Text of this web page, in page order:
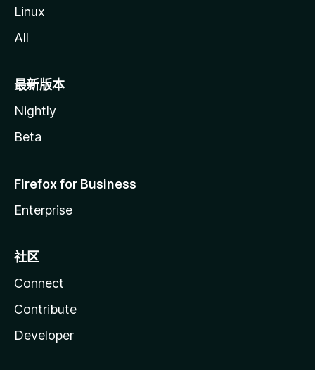
Linux
All
最新版本
Nightly
Beta
Firefox for Business
Enterprise
社区
Connect
Contribute
Developer